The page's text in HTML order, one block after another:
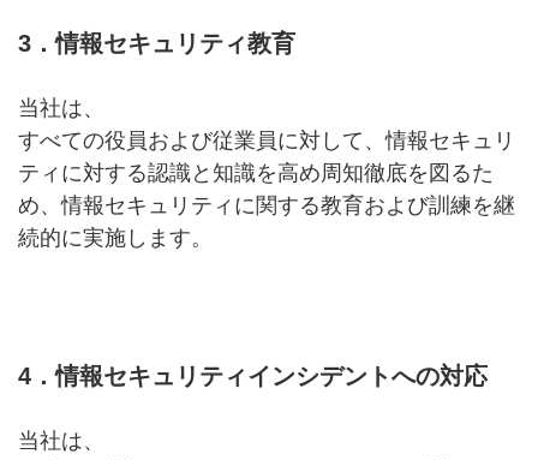
3．情報セキュリティ教育
当社は、
すべての役員および従業員に対して、情報セキュリ
ティに対する認識と知識を高め周知徹底を図るた
め、情報セキュリティに関する教育および訓練を継
続的に実施します。
4．情報セキュリティインシデントへの対応
当社は、